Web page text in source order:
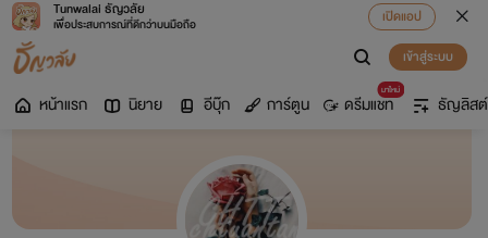
Tunwalai ธัญวลัย
เพื่อประสบการณ์ที่ดีกว่าบนมือถือ
เปิดแอป
เข้าสู่ระบบ
หน้าแรก นิยาย อีบุ๊ก การ์ตูน
มาใหม่
ดรีมแชท ธัญลิสต์